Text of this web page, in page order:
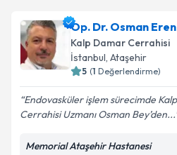
Op. Dr. Osman
Kalp Damar Cerrahisi
İstanbul, Ataşehir
5 (1 Değerlendirme)
Endovasküler işlem sürecimde
Cerrahisi Uzmanı Osman Bey’den...
Memorial Ataşehir Hastanesi